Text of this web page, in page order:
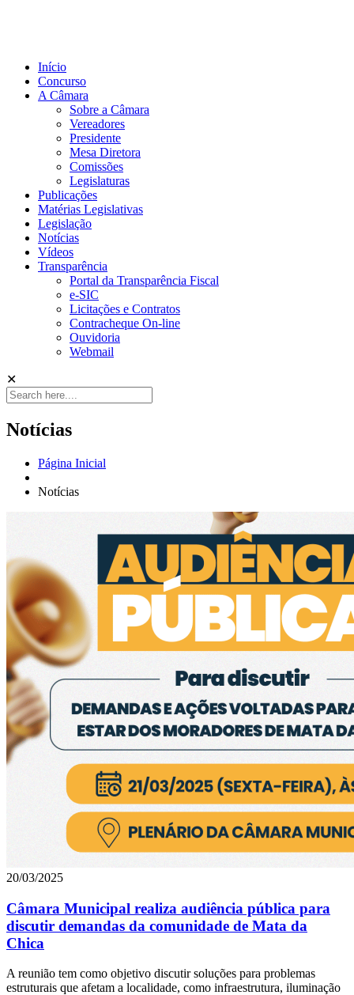
Início
Concurso
A Câmara
Sobre a Câmara
Vereadores
Presidente
Mesa Diretora
Comissões
Legislaturas
Publicações
Matérias Legislativas
Legislação
Notícias
Vídeos
Transparência
Portal da Transparência Fiscal
e-SIC
Licitações e Contratos
Contracheque On-line
Ouvidoria
Webmail
✕
Notícias
Página Inicial
Notícias
20/03/2025
Câmara Municipal realiza audiência pública para
discutir demandas da comunidade de Mata da
Chica
A reunião tem como objetivo discutir soluções para problemas
estruturais que afetam a localidade, como infraestrutura, iluminação